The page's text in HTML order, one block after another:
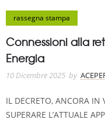
rassegna stampa
Connessioni alla
Energia
10 Dicembre 2025 by
IL DECRETO, ANCORA IN
SUPERARE L’ATTUALE